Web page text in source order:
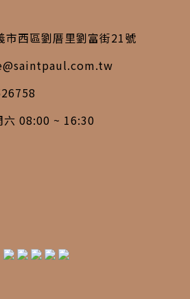
西區劉厝里劉富街21號
08:00 ~ 16:30